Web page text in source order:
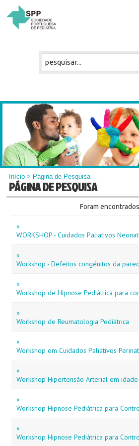
Início > Página de Pesquisa
PÁGINA DE PESQUISA
Foram encontrados
»
WORKSHOP - Cuidados Paliativos
»
Workshop - Defeitos congénitos da
»
Workshop de Hipnose Pediátrica para
»
Workshop de Reumatologia Pediátrica
»
Workshop em Cuidados Paliativos
»
Workshop Hipertensão Arterial em
»
Workshop Hipnose Pediátrica para
»
Workshop Hipnose Pediátrica para